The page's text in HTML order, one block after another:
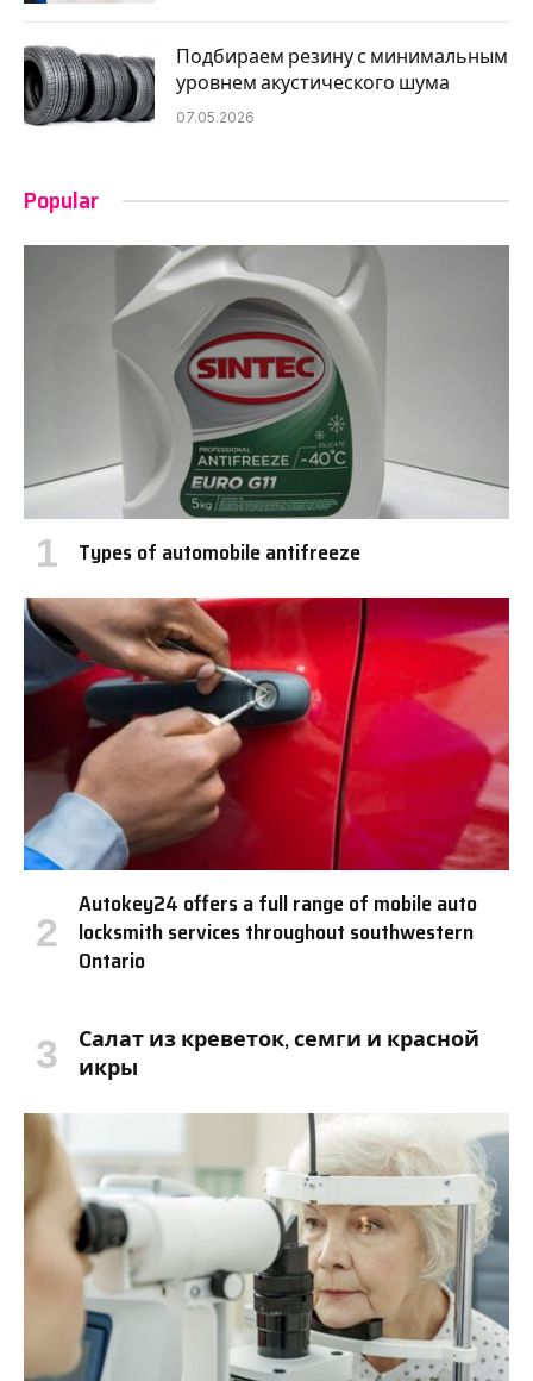
Подбираем резину с минимальным
уровнем акустического шума
07.05.2026
Popular
Types of automobile antifreeze
Autokey24 offers a full range of mobile auto
locksmith services throughout southwestern
Ontario
Салат из креветок, семги и красной
икры